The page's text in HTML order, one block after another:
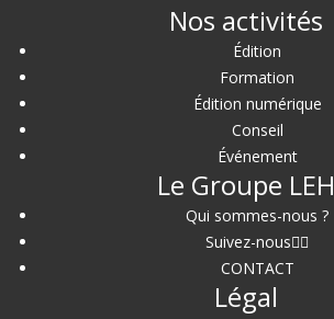
Nos activités
Édition
Formation
Édition numérique
Conseil
Événement
Le Groupe LEH
Qui sommes-nous ?
Suivez-nous
CONTACT
Légal